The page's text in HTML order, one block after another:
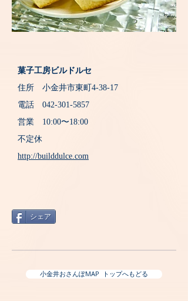
菓子工房ビルドルセ
住所 小金井市東町4-38-17
電話 042-301-5857
営業 10:00〜18:00
不定休
http://builddulce.com
シェア
小金井おさんぽMAP トップへもどる